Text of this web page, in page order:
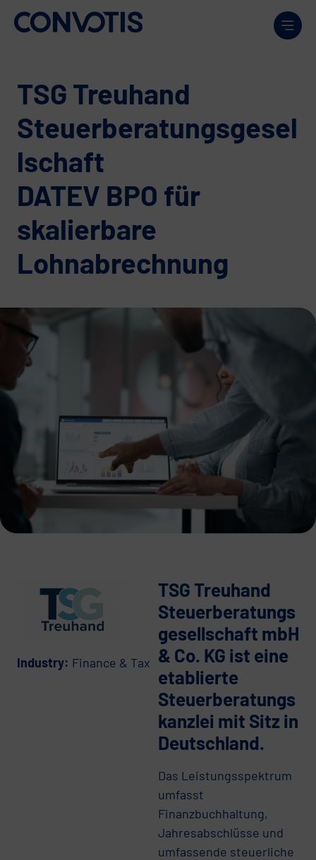
Weiter zum Inhalt
TSG Treuhand
Steuerberatungsgesel
lschaft
DATEV BPO für
skalierbare
Lohnabrechnung
Industry: Finance & Tax
TSG Treuhand
Steuerberatungs
gesellschaft mbH
& Co. KG ist eine
etablierte
Steuerberatungs
kanzlei mit Sitz in
Deutschland.
Das Leistungsspektrum
umfasst
Finanzbuchhaltung,
Jahresabschlüsse und
umfassende steuerliche